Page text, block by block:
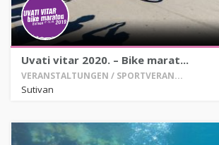
Uvati vitar 2020. – Bike marat...
VERANSTALTUNGEN / SPORTVERAN...
Sutivan